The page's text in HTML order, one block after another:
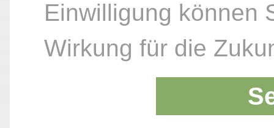
Einwilligung können
Wirkung für die